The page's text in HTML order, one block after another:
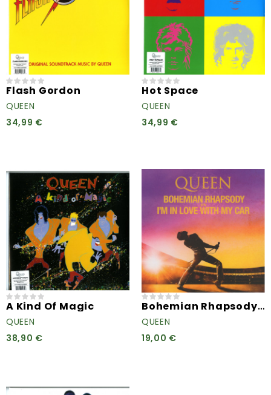
Flash Gordon
QUEEN
34,99 €
Hot Space
QUEEN
34,99 €
A Kind Of Magic
QUEEN
38,90 €
Bohemian Rhapsody B/w I'm...
QUEEN
19,00 €